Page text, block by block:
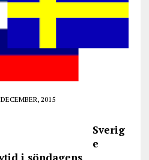
2015
Sverig
e
i söndagens